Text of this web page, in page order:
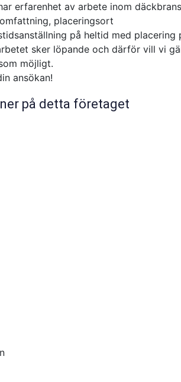
erfarenhet av arbete inom
omfattning, placeringsort
på heltid med placering
sker löpande och därför vill vi
möjligt.
ansökan!
på detta företaget